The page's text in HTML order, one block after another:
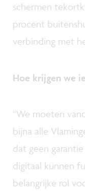
schermen
procent
verbinding met
Hoe krijgen we
“We moeten
bijna alle
dat geen
digitaal kunnen
belangrijke rol